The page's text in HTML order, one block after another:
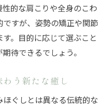
的な肩こりや全身のこわ
すが、姿勢の矯正や関節
。目的に応じて選ぶこと
待できるでしょう。
う新たな癒し
ぐしとは異なる伝統的な